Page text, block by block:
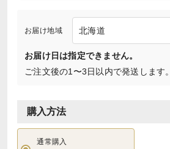
お届け地域
お届け日は指定できません。
ご注文後の1〜3日以内で発送します。
購入方法
通常購入